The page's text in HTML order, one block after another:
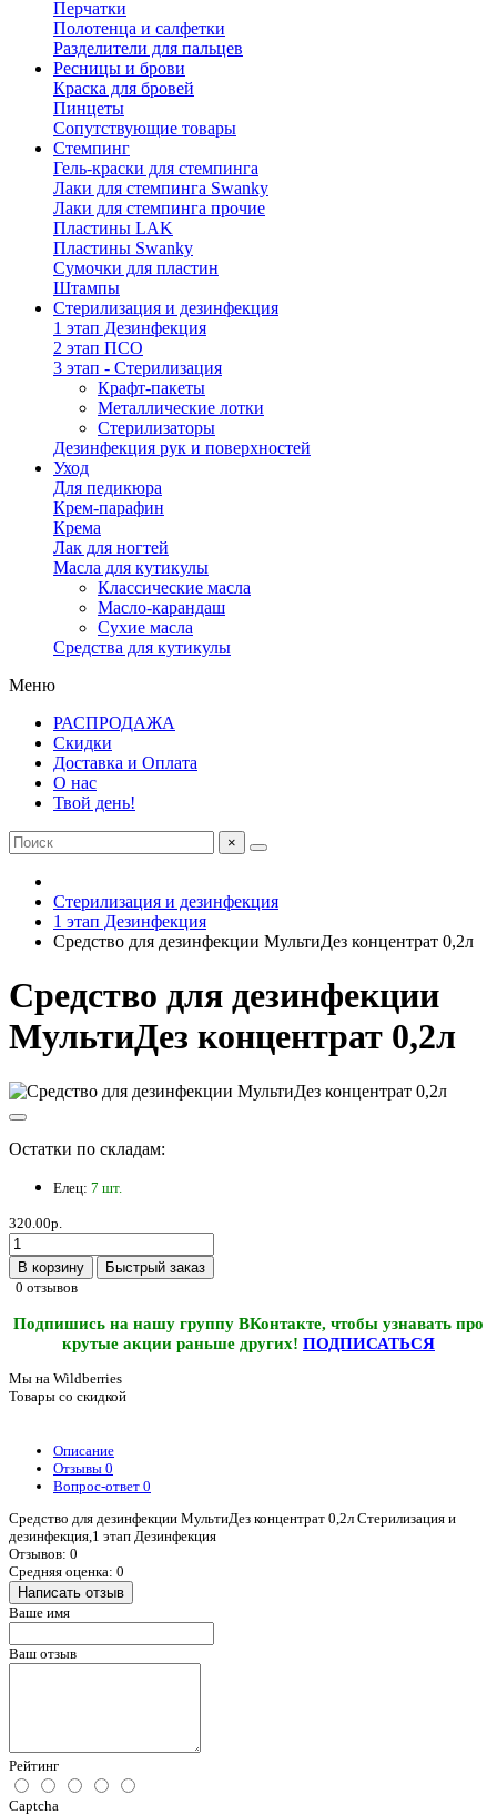
Перчатки
Полотенца и салфетки
Разделители для пальцев
Ресницы и брови
Краска для бровей
Пинцеты
Сопутствующие товары
Стемпинг
Гель-краски для стемпинга
Лаки для стемпинга Swanky
Лаки для стемпинга прочие
Пластины LAK
Пластины Swanky
Сумочки для пластин
Штампы
Стерилизация и дезинфекция
1 этап Дезинфекция
2 этап ПСО
3 этап - Стерилизация
Крафт-пакеты
Металлические лотки
Стерилизаторы
Дезинфекция рук и поверхностей
Уход
Для педикюра
Крем-парафин
Крема
Лак для ногтей
Масла для кутикулы
Классические масла
Масло-карандаш
Сухие масла
Средства для кутикулы
Меню
РАСПРОДАЖА
Скидки
Доставка и Оплата
О нас
Твой день!
×
Стерилизация и дезинфекция
1 этап Дезинфекция
Средство для дезинфекции МультиДез концентрат 0,2л
Средство для дезинфекции
МультиДез концентрат 0,2л
Остатки по складам:
Елец: 7 шт.
320.00р.
В корзину
Быстрый заказ
0 отзывов
Подпишись на нашу группу ВКонтакте, чтобы узнавать про
крутые акции раньше других! ПОДПИСАТЬСЯ
Мы на Wildberries
Товары со скидкой
Описание
Отзывы 0
Вопрос-ответ 0
Средство для дезинфекции МультиДез концентрат 0,2л Стерилизация и
дезинфекция,1 этап Дезинфекция
Отзывов: 0
Средняя оценка: 0
Написать отзыв
Ваше имя
Ваш отзыв
Рейтинг
Captcha